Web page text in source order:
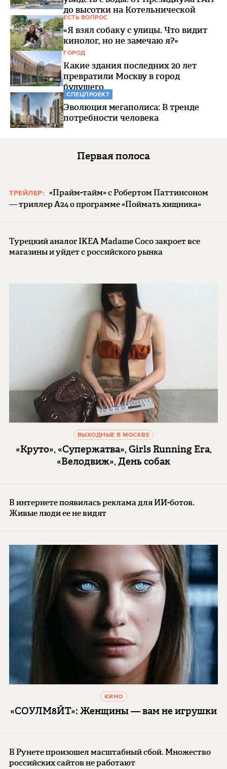
до высотки на Котельнической
ЕСТЬ ВОПРОС
«Я взял собаку с улицы. Что видит
кинолог, но не замечаю я?»
ГОРОД
Какие здания последних 20 лет
превратили Москву в город
будущего
СПЕЦПРОЕКТ
Эволюция мегаполиса: В тренде
потребности человека
Первая полоса
ТРЕЙЛЕР:
«Прайм-тайм» с Робертом Паттинсоном
— триллер A24 о программе «Поймать хищника»
Турецкий аналог IKEA Madame Coco закроет все
магазины и уйдет с российского рынка
ВЫХОДНЫЕ В МОСКВЕ
«Круто», «Супержатва», Girls Running Era,
«Велодвиж», День собак
В интернете появилась реклама для ИИ-ботов.
Живые люди ее не видят
КИНО
«СОУЛМ8ЙТ»: Женщины — вам не игрушки
В Рунете произошел масштабный сбой. Множество
российских сайтов не работают